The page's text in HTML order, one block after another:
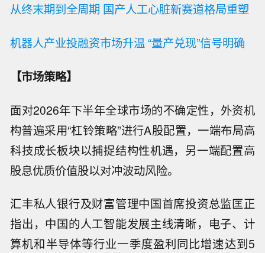
从终末期到全周期 国产人工心脏新赛道格局重塑
机器人产业投融资市场升温 “量产兑现”信号明确
【市场策略】
面对2026年下半年全球市场的不确定性，外资机
构普遍采用“杠铃策略”进行A股配置，一端布局高
科技成长板块以捕捉结构性机遇，另一端配置高
股息优质价值股以对冲波动风险。
汇丰私人银行及财富管理中国首席投资总监匡正
指出，中国的人工智能发展主线清晰，电子、计
算机和半导体等行业一季度盈利同比增速达到5